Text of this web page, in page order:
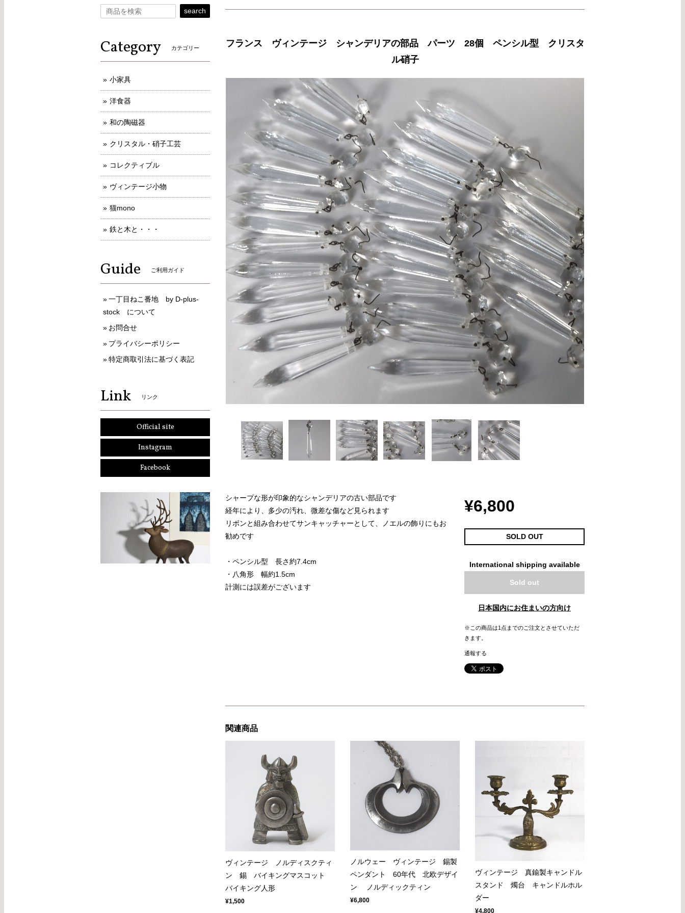
フランス ヴィンテージ シャンデリアの部品 パーツ 28個 ペンシル型 クリスタ
ル硝子
シャープな形が印象的なシャンデリアの古い部品です
経年により、多少の汚れ、微差な傷など見られます
リボンと組み合わせてサンキャッチャーとして、ノエルの飾りにもお
勧めです
・ペンシル型 長さ約7.4cm
・八角形 幅約1.5cm
計測には誤差がございます
¥6,800
SOLD OUT
International shipping available
Sold out
日本国内にお住まいの方向け
※この商品は1点までのご注文とさせていただ
きます。
通報する
関連商品
ヴィンテージ ノルディスクティ
ン 錫 バイキングマスコット
バイキング人形
¥1,500
ノルウェー ヴィンテージ 錫製
ペンダント 60年代 北欧デザイ
ン ノルディックティン
¥6,800
ヴィンテージ 真鍮製キャンドル
スタンド 燭台 キャンドルホル
ダー
¥4,800
search
Category カテゴリー
小家具
洋食器
和の陶磁器
クリスタル・硝子工芸
コレクティブル
ヴィンテージ小物
猫mono
鉄と木と・・・
Guide ご利用ガイド
一丁目ねこ番地 by D-plus-
stock について
お問合せ
プライバシーポリシー
特定商取引法に基づく表記
Link リンク
Official site
Instagram
Facebook